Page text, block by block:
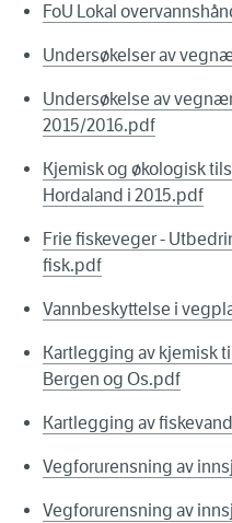
FoU Lokal
Undersøkelser av
Undersøkelse av
2015/2016.pdf
Kjemisk og økologisk
Hordaland i 2015.pdf
Frie fiskeveger -
fisk.pdf
Vannbeskyttelse i
Kartlegging av kjemisk
Bergen og Os.pdf
Kartlegging av
Vegforurensning av
Vegforurensning av